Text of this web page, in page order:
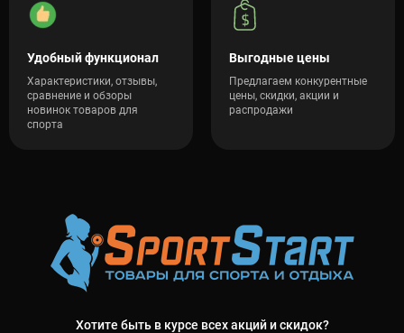
Удобный функционал
Характеристики, отзывы,
сравнение и обзоры
новинок товаров для
спорта
Выгодные цены
Предлагаем конкурентные
цены, скидки, акции и
распродажи
Хотите быть в курсе всех акций и скидок?